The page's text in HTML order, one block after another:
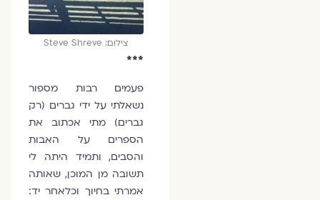
צילום: Steve Shreve
***
פעמים רבות מספור
נשאלתי על ידי גברים (רק
גברים) מתי אכתוב את
הספרים על האבות
והסבים, ותמיד היתה לי
תשובה מן המוכן, שאותה
אמרתי בחיוך וכלאחר יד: